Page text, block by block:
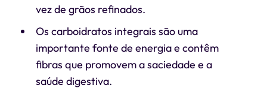
vez de grãos refinados.
Os carboidratos integrais são uma
importante fonte de energia e contêm
fibras que promovem a saciedade e a
saúde digestiva.